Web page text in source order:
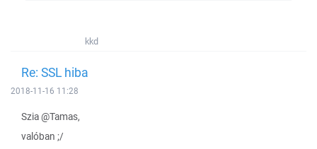
kkd
Re: SSL hiba
2018-11-16 11:28
Szia @Tamas,
valóban ;/